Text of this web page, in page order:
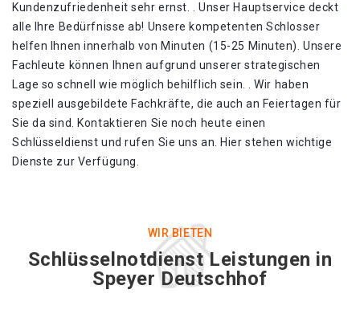
Kundenzufriedenheit sehr ernst. . Unser Hauptservice deckt
alle Ihre Bedürfnisse ab! Unsere kompetenten Schlosser
helfen Ihnen innerhalb von Minuten (15-25 Minuten). Unsere
Fachleute können Ihnen aufgrund unserer strategischen
Lage so schnell wie möglich behilflich sein. . Wir haben
speziell ausgebildete Fachkräfte, die auch an Feiertagen für
Sie da sind. Kontaktieren Sie noch heute einen
Schlüsseldienst und rufen Sie uns an. Hier stehen wichtige
Dienste zur Verfügung.
WIR BIETEN
Schlüsselnotdienst Leistungen in
Speyer Deutschhof